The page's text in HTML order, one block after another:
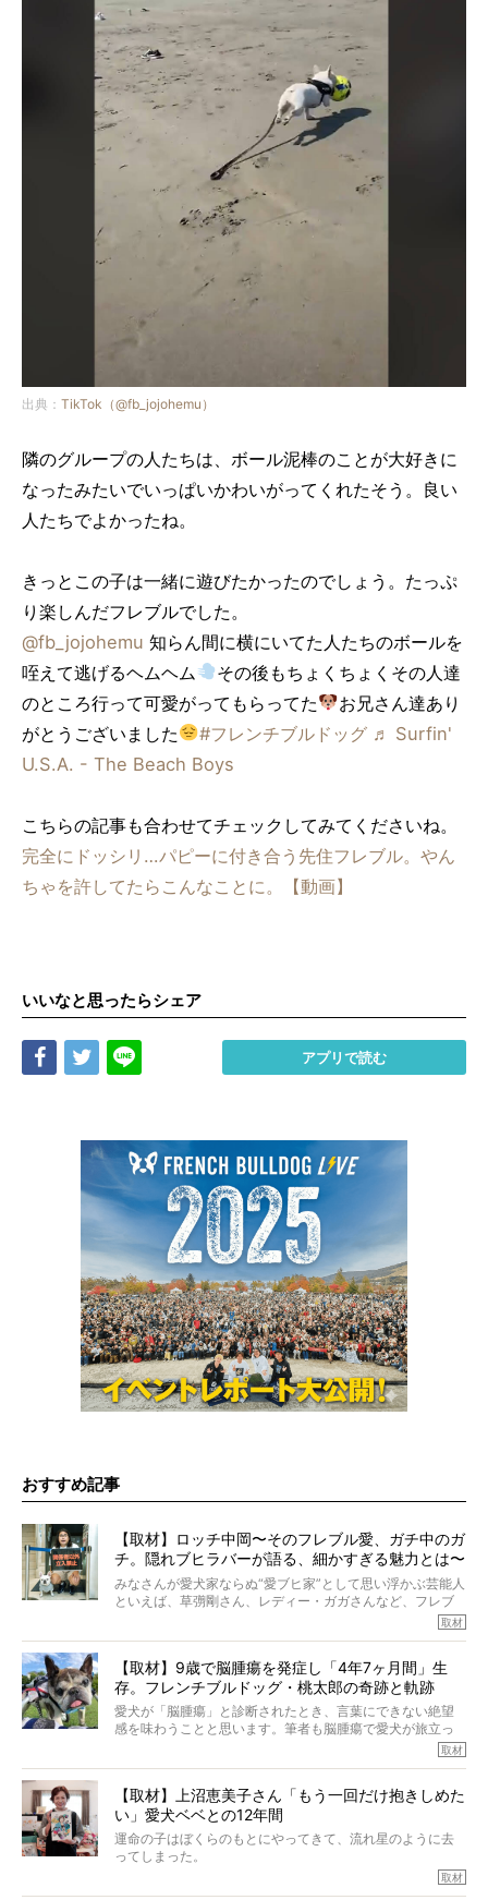
出典： TikTok（@fb_jojohemu）
隣のグループの人たちは、ボール泥棒のことが大好きに
なったみたいでいっぱいかわいがってくれたそう。良い
人たちでよかったね。
きっとこの子は一緒に遊びたかったのでしょう。たっぷ
り楽しんだフレブルでした。
@fb_jojohemu 知らん間に横にいてた人たちのボールを
咥えて逃げるヘムヘム
その後もちょくちょくその人達
のところ行って可愛がってもらってた
お兄さん達あり
がとうございました
#フレンチブルドッグ ♬ Surfin'
U.S.A. - The Beach Boys
こちらの記事も合わせてチェックしてみてくださいね。
完全にドッシリ…パピーに付き合う先住フレブル。やん
ちゃを許してたらこんなことに。【動画】
いいなと思ったらシェア
Share Tweet アプリで読む
おすすめ記事
【取材】ロッチ中岡〜そのフレブル愛、ガチ中のガ
チ。隠れブヒラバーが語る、細かすぎる魅力とは〜
【前編】
みなさんが愛犬家ならぬ“愛ブヒ家”として思い浮かぶ芸能人
といえば、草彅剛さん、レディー・ガガさんなど、フレブ
ルを飼っている方が多いと思います。が、ロッチ中岡さん
んのインスタグラムを覗くと、たくさんのフレブルアカウ
ントがフォローされていて、わが『FRENCH BULLDOG
LIFE』モデルのnicoやトーラスも、その中の一頭。
そんな中岡さんに、フレブルの魅力を語っていただきまし
た。そのブヒ愛っぷりは、思ってた以上！ ガチ中のガチ
取材
【取材】9歳で脳腫瘍を発症し「4年7ヶ月間」生
存。フレンチブルドッグ・桃太郎の奇跡と軌跡
愛犬が「脳腫瘍」と診断されたとき、言葉にできない絶望
感を味わうことと思います。筆者も脳腫瘍で愛犬が旅立っ
たひとり。だからこそ、どれほど厄介で困難な病気かを理
ところが、フレンチブルドッグの桃太郎は9歳で脳腫瘍を発
症し、なんと4年7ヶ月間も生き抜いたのです。旅立ったと
きの年齢は13歳と11ヶ月、レジェンド級のレジェンドでし
た。さらには、治療後3年間は一度も発作が起きなかったと
いいます。
この事実はフレンチブルドッグだけでなく、脳腫瘍と闘う
取材
【取材】上沼恵美子さん「もう一回だけ抱きしめた
い」愛犬ベベとの12年間
運命の子はぼくらのもとにやってきて、流れ星のように去
ってしまった。
取材